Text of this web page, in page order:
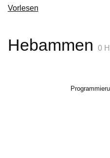
Vorlesen
Hebammen 0